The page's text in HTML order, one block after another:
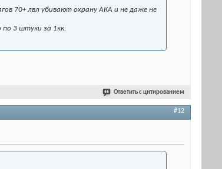
70+ лвл убивают охрану АКА и не даже не
3 штуки за 1кк.
Ответить с цитированием
#12